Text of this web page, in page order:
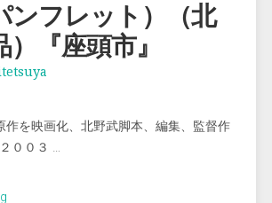
ンフレット）（北
『座頭市』
を映画化、北野武脚本、編集、監督作
００３ …
“（映